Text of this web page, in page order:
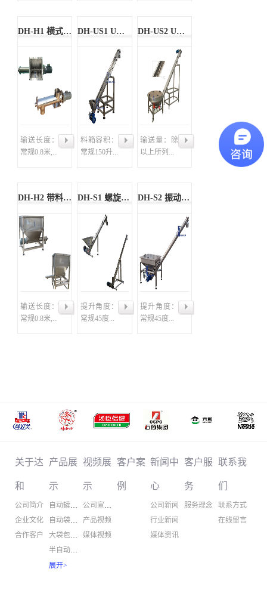
DH-H1 横式螺旋输送机
输送长度：
常规0.8米,...
DH-US1 U形横式螺旋输送机
料箱容积：
常规150升...
DH-US2 U形螺旋上料机
输送量：除
以上所列...
DH-H2 带料斗横式螺旋输送机
输送长度：
常规0.8米,...
DH-S1 螺旋上料机
提升角度：
常规45度...
DH-S2 振动螺旋上料机
提升角度：
常规45度...
关于达
和
公司简介
企业文化
合作客户
产品展
示
自动罐装机
自动袋装机
大袋包装机
半自动包装
展开>
视频展
示
产品视频
媒体视频
客户案
例
新闻中
心
公司新闻
行业新闻
媒体资讯
客户服
务
服务理念
联系我
们
联系方式
在线留言